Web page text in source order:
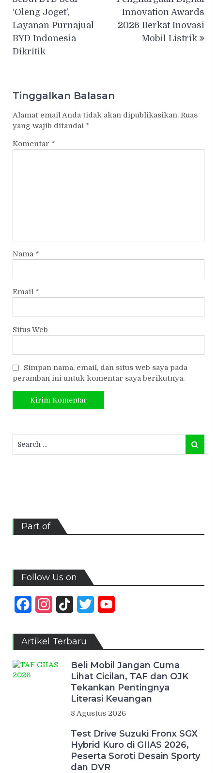
‘Oleng Joget’,
Layanan Purnajual
BYD Indonesia
Dikritik
Innovation Awards
2026 Berkat Inovasi
Mobil Listrik
Tinggalkan Balasan
Alamat email Anda tidak akan dipublikasikan. Ruas
yang wajib ditandai *
Komentar *
Nama *
Email *
Situs Web
Simpan nama, email, dan situs web saya pada
peramban ini untuk komentar saya berikutnya.
for:
Search
Part of
Follow Us on
FacebookInstagram
TikTok Twitter
Artikel Terbaru
Beli Mobil Jangan Cuma
Lihat Cicilan, TAF dan OJK
Tekankan Pentingnya
Literasi Keuangan
8 Agustus 2026
Test Drive Suzuki Fronx SGX
Hybrid Kuro di GIIAS 2026,
Peserta Soroti Desain Sporty
dan DVR